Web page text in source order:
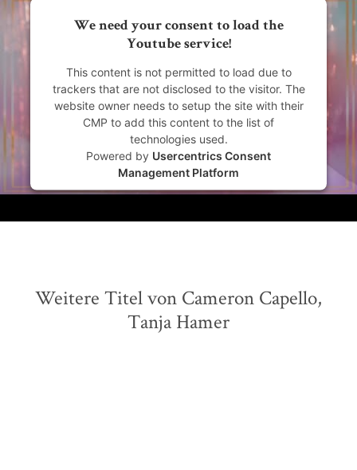
We need your consent to load the
Youtube service!
This content is not permitted to load due to
trackers that are not disclosed to the visitor. The
website owner needs to setup the site with their
CMP to add this content to the list of
technologies used.
Powered by Usercentrics Consent
Management Platform
Weitere Titel von Cameron Capello,
Tanja Hamer